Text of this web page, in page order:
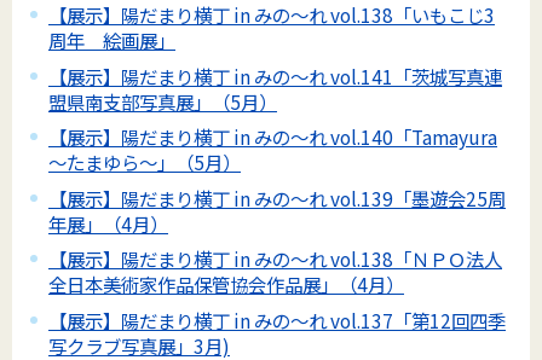
【展示】陽だまり横丁 in みの～れ vol.138「いもこじ3
周年 絵画展」
【展示】陽だまり横丁 in みの～れ vol.141「茨城写真連
盟県南支部写真展」（5月）
【展示】陽だまり横丁 in みの～れ vol.140「Tamayura
～たまゆら～」（5月）
【展示】陽だまり横丁 in みの～れ vol.139「墨遊会25周
年展」（4月）
【展示】陽だまり横丁 in みの～れ vol.138「ＮＰＯ法人
全日本美術家作品保管協会作品展」（4月）
【展示】陽だまり横丁 in みの～れ vol.137「第12回四季
写クラブ写真展」3月)